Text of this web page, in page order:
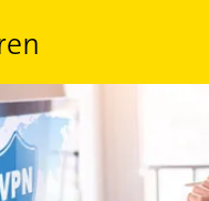
privat surfen – mithilfe